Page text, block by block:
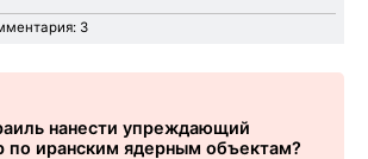
3
нанести упреждающий
по иранским ядерным объектам?